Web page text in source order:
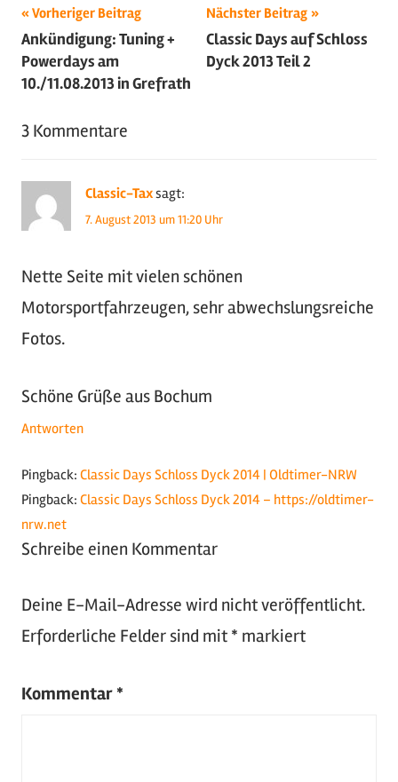
Schlagwörter:
2013,
Classic
Days,
Oldtimer,
Youngtimer
Beitragsnavigation
Vorheriger Beitrag
Ankündigung: Tuning +
Powerdays am
10./11.08.2013 in Grefrath
Nächster Beitrag
Classic Days auf Schloss
Dyck 2013 Teil 2
3 Kommentare
Classic-Taxsagt:
7. August 2013 um 11:20 Uhr
Nette Seite mit vielen schönen
Motorsportfahrzeugen, sehr abwechslungsreiche
Fotos.
Schöne Grüße aus Bochum
Antworten
Pingback: Classic Days Schloss Dyck 2014 | Oldtimer-NRW
Pingback: Classic Days Schloss Dyck 2014 – https://oldtimer-
nrw.net
Schreibe einen Kommentar
Deine E-Mail-Adresse wird nicht veröffentlicht.
Erforderliche Felder sind mit * markiert
Kommentar *